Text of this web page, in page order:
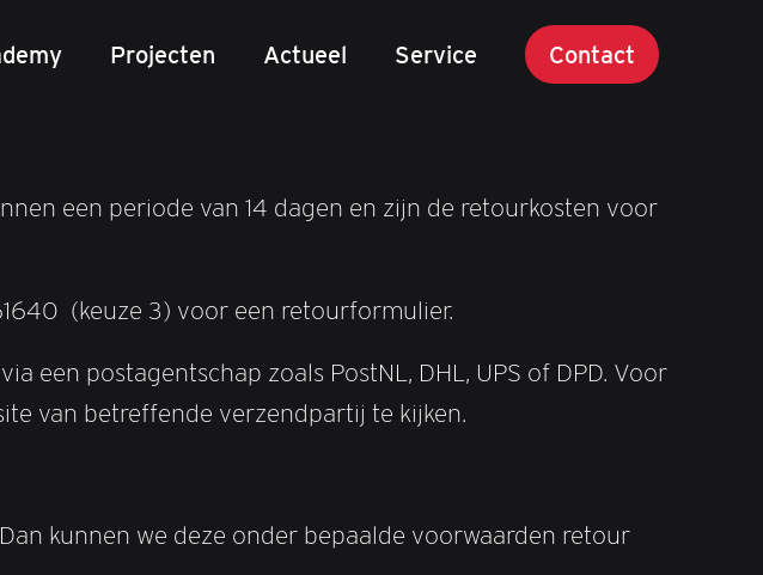
Projecten Actueel Service Contact
een periode van 14 dagen en zijn de retourkosten voor
(keuze 3) voor een retourformulier.
een postagentschap zoals PostNL, DHL, UPS of DPD. Voor
van betreffende verzendpartij te kijken.
kunnen we deze onder bepaalde voorwaarden retour